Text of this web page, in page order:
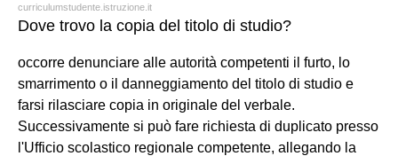
curriculumstudente.istruzione.it
Dove trovo la copia del titolo di studio?
occorre denunciare alle autorità competenti il furto, lo
smarrimento o il danneggiamento del titolo di studio e
farsi rilasciare copia in originale del verbale.
Successivamente si può fare richiesta di duplicato presso
l'Ufficio scolastico regionale competente, allegando la